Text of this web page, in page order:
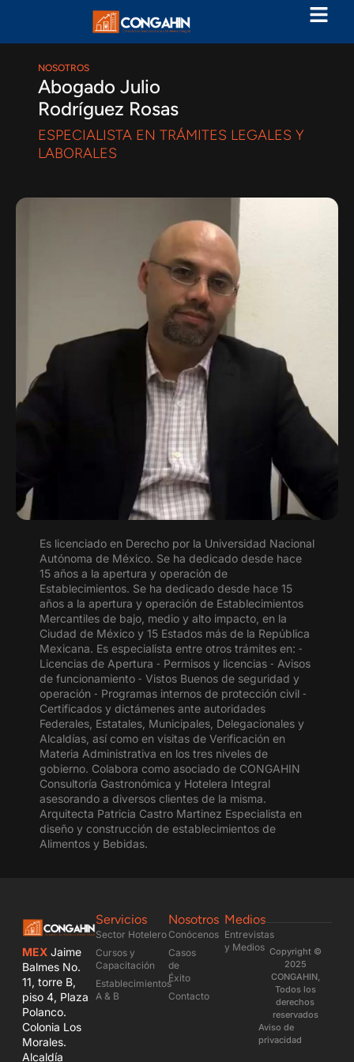
NOSOTROS
Abogado Julio
Rodríguez Rosas
ESPECIALISTA EN TRÁMITES LEGALES Y
LABORALES
Es licenciado en Derecho por la Universidad Nacional
Autónoma de México. Se ha dedicado desde hace
15 años a la apertura y operación de
Establecimientos. Se ha dedicado desde hace 15
años a la apertura y operación de Establecimientos
Mercantiles de bajo, medio y alto impacto, en la
Ciudad de México y 15 Estados más de la República
Mexicana. Es especialista entre otros trámites en: ⁃
Licencias de Apertura ⁃ Permisos y licencias ⁃ Avisos
de funcionamiento ⁃ Vistos Buenos de seguridad y
operación ⁃ Programas internos de protección civil ⁃
Certificados y dictámenes ante autoridades
Federales, Estatales, Municipales, Delegacionales y
Alcaldías, así como en visitas de Verificación en
Materia Administrativa en los tres niveles de
gobierno. Colabora como asociado de CONGAHIN
Consultoría Gastronómica y Hotelera Integral
asesorando a diversos clientes de la misma.
Arquitecta Patricia Castro Martinez Especialista en
diseño y construcción de establecimientos de
Alimentos y Bebidas.
MEX Jaime
Balmes No.
11, torre B,
piso 4, Plaza
Polanco.
Colonia Los
Morales.
Alcaldía
Servicios
Sector Hotelero
Cursos y
Capacitación
Establecimientos
A & B
Nosotros
Conócenos
Casos
de
Éxito
Contacto
Medios
Entrevistas
y Medios Copyright ©
2025
CONGAHIN,
Todos los
derechos
reservados
Aviso de
privacidad